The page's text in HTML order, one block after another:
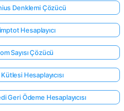
Denklemi Çözücü
Hesaplayıcı
Sayısı Çözücü
Hesaplayıcısı
Geri Ödeme Hesaplayıcısı